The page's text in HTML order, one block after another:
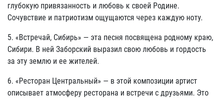
глубокую привязанность и любовь к своей Родине.
Сочувствие и патриотизм ощущаются через каждую ноту.
5. «Встречай, Сибирь» — эта песня посвящена родному краю,
Сибири. В ней Заборский выразил свою любовь и гордость
за эту землю и ее жителей.
6. «Ресторан Центральный» — в этой композиции артист
описывает атмосферу ресторана и встречи с друзьями. Это